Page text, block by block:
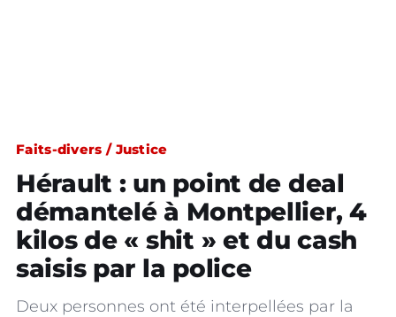
Faits-divers / Justice
Hérault : un point de deal
démantelé à Montpellier, 4
kilos de « shit » et du cash
saisis par la police
Deux personnes ont été interpellées par la